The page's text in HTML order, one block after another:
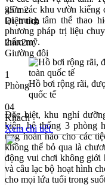
giữa các khu vườn kiểng
tại trung tâm thể thao
phương pháp trị liệu
thẩm mỹ.
Hồ bơi rộng rãi,
quốc tế
Đặc biệt, khu nghỉ
kiện, hệ thống 3 phòng
ứng hoàn hảo cho các
không thể bỏ qua là
động vui chơi không giới
và câu lạc bộ hoạt hình
cho mọi lứa tuổi trong
35 m2
Diện tích
2mx2m
Giường đôi
1
Phòng
04
Khách
Xem chi tiết